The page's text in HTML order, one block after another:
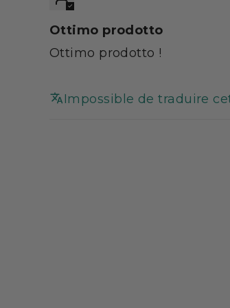
Ottimo prodotto
Ottimo prodotto !
Impossible de traduire